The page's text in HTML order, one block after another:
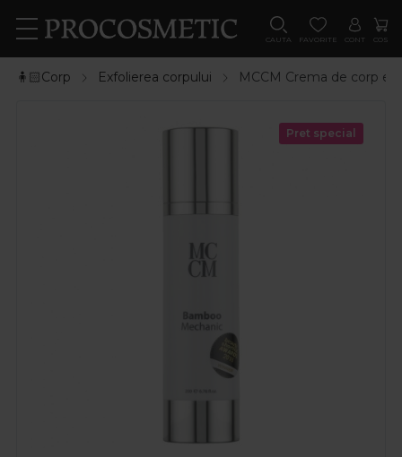
CAUTA FAVORITE CONT COS
🧍🏻Corp Exfolierea corpului MCCM Crema de corp
Pret special